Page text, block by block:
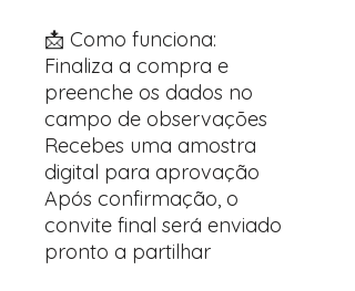
📩 Como funciona:
Finaliza a compra e
preenche os dados no
campo de observações
Recebes uma amostra
digital para aprovação
Após confirmação, o
convite final será enviado
pronto a partilhar